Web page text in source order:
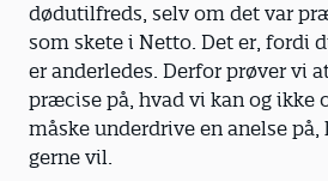
dødutilfreds, selv om det var
som skete i Netto. Det er, fordi
er anderledes. Derfor prøver vi
præcise på, hvad vi kan og ikke
måske underdrive en anelse på,
gerne vil.